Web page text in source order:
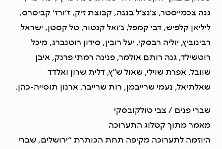
גנה צכמייסטר, צ’נצ’ל בנגה, קבוצת זיק, ז’ורז’ קביסרס,
ליליאן קלפיש, דבי קמפל, ג’ואל קנטור, טל קסטן, ישראל
רבינוביץ, יוליה רבסקי, יעל רובין, סידון רוטנברג, מיכל
רוטשילד, גנה רותם אולמר, פנינה רמתי פרנק, איבן
שוובל, אפרת שוילי, שאול ש”ץ, דלית שרון ואלדד
שאלתיאל, נעמי שרייבמן, רות שרייבר, ארנון תוסייה-כהן.
שברי פנים / צבי טולקובסקי
מאמר מתוך קטלוג התערוכה
היוזמה לתערוכה מקיפה תחת הכותרת “ירושלים, שברי